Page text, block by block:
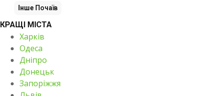
Інше Почаїв
КРАЩІ МІСТА
Харків
Одеса
Дніпро
Донецьк
Запоріжжя